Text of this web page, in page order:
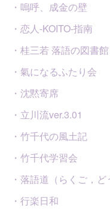
・嗚呼、成金の壁
・恋人-KOITO-指南
・桂三若 落語の図書館
・氣になるふたり会
・沈黙寄席
・立川流ver.3.01
・竹千代の風土記
・竹千代学習会
・落語道（らくご，ど
・行楽日和